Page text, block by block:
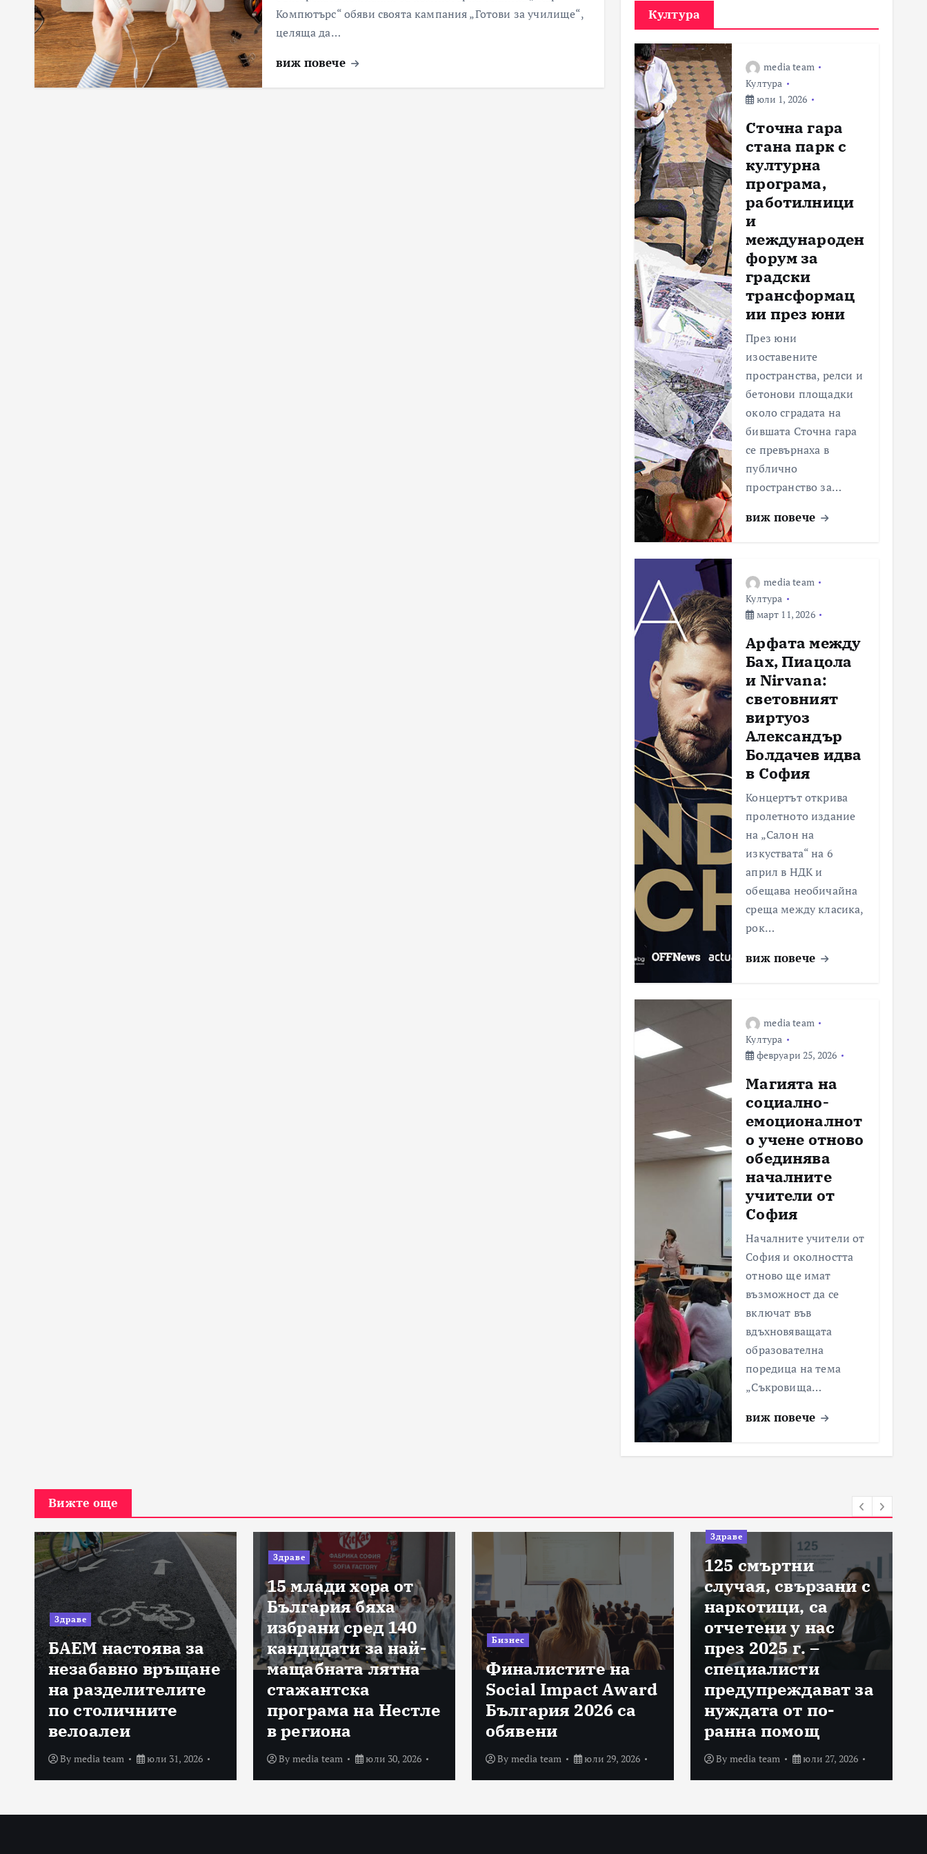
Компютърс“ обяви своята кампания „Готови за училище“,
целяща да…
виж повече
Култура
media team
Култура
юли 1, 2026
Сточна гара
стана парк с
културна
програма,
работилници
и
международен
форум за
градски
трансформац
ии през юни
През юни
изоставените
пространства, релси и
бетонови площадки
около сградата на
бившата Сточна гара
се превърнаха в
публично
пространство за…
виж повече
media team
Култура
март 11, 2026
Арфата между
Бах, Пиацола
и Nirvana:
световният
виртуоз
Александър
Болдачев идва
в София
Концертът открива
пролетното издание
на „Салон на
изкуствата“ на 6
април в НДК и
обещава необичайна
среща между класика,
рок…
виж повече
media team
Култура
февруари 25, 2026
Магията на
социално-
емоционалнот
о учене отново
обединява
началните
учители от
София
Началните учители от
София и околността
отново ще имат
възможност да се
включат във
вдъхновяващата
образователна
поредица на тема
„Съкровища…
виж повече
Вижте още
Здраве
БАЕМ настоява за
незабавно връщане
на разделителите
по столичните
велоалеи
By media team юли 31, 2026
Здраве
15 млади хора от
България бяха
избрани сред 140
кандидати за най-
мащабната лятна
стажантска
програма на Нестле
в региона
By media team юли 30, 2026
Бизнес
Финалистите на
Social Impact Award
България 2026 са
обявени
By media team юли 29, 2026
Здраве
125 смъртни
случая, свързани с
наркотици, са
отчетени у нас
през 2025 г. –
специалисти
предупреждават за
нуждата от по-
ранна помощ
By media team юли 27, 2026